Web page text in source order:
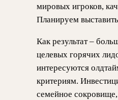
мировых игроков,
Планируем
Как результат –
целевых горячих
интересуются
критериям.
семейное